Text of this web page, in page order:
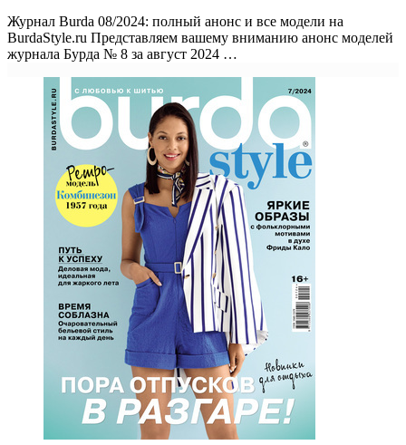
Журнал Burda 08/2024: полный анонс и все модели на
BurdaStyle.ru Представляем вашему вниманию анонс моделей
журнала Бурда № 8 за август 2024 …